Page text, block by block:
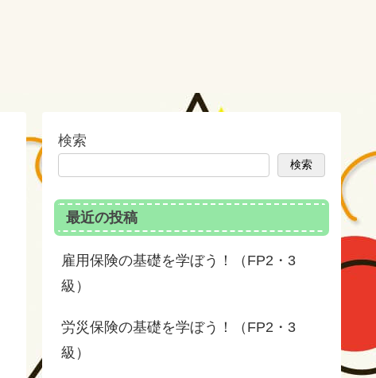
検索
検索
最近の投稿
雇用保険の基礎を学ぼう！（FP2・3
級）
労災保険の基礎を学ぼう！（FP2・3
級）